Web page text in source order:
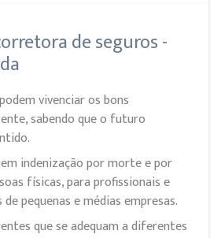
de seguros -
vivenciar os bons
sabendo que o futuro
indenização por morte e por
físicas, para profissionais e
pequenas e médias empresas.
que se adequam a diferentes